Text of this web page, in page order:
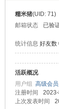
糯米猪(UID: 71)
邮箱状态
已验
统计信息 好友数
活跃概况
用户组 高级会员
注册时间
上次发表时间